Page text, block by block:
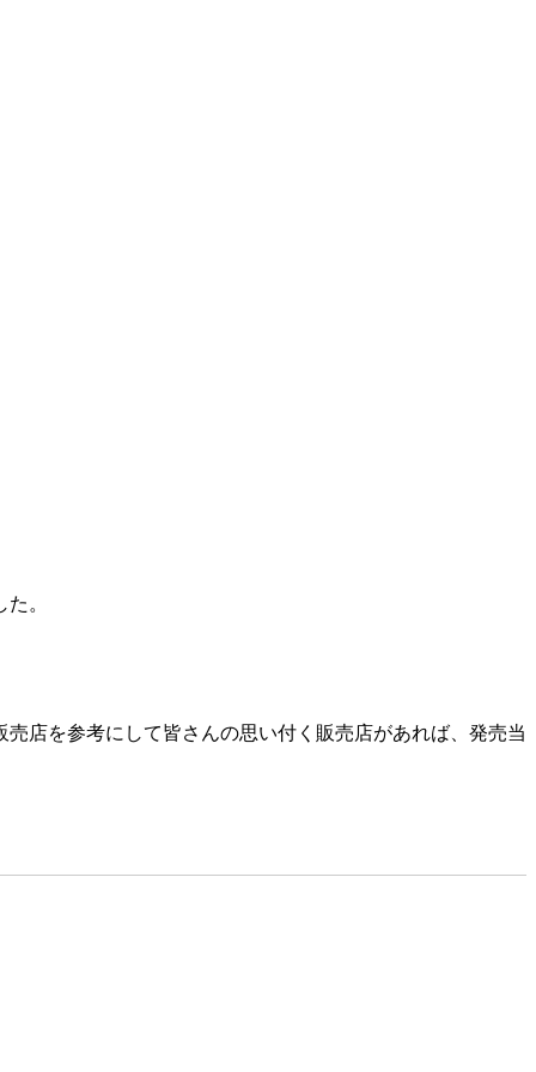
。
店を参考にして皆さんの思い付く販売店があれば、発売当